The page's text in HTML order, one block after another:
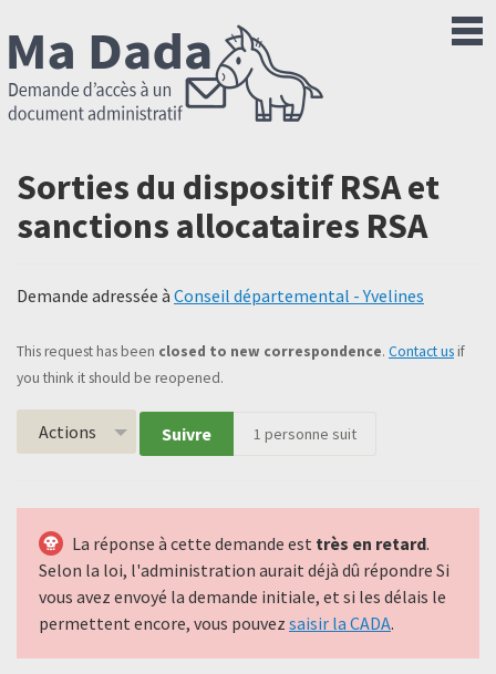
Sorties du dispositif RSA et
sanctions allocataires RSA
Demande adressée à Conseil départemental - Yvelines
This request has been closed to new correspondence. Contact usif
you think it should be reopened.
Actions Suivre 1 personne suit
La réponse à cette demande est très en retard.
Selon la loi, l'administration aurait déjà dû répondre Si
vous avez envoyé la demande initiale, et si les délais le
permettent encore, vous pouvez saisir la CADA.